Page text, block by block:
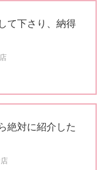
て下さり、納得
絶対に紹介した